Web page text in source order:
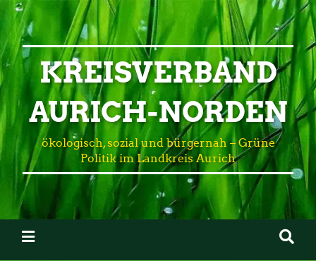
KREISVERBAND
AURICH-NORDEN
ökologisch, sozial und bürgernah – Grüne
Politik im Landkreis Aurich